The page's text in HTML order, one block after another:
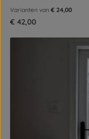
Varianten van € 24,00
Normale prijs:
€ 42,00